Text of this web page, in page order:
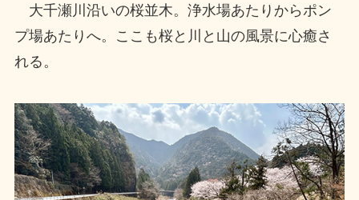
大千瀬川沿いの桜並木。浄水場あたりからポン
プ場あたりへ。ここも桜と川と山の風景に心癒さ
れる。